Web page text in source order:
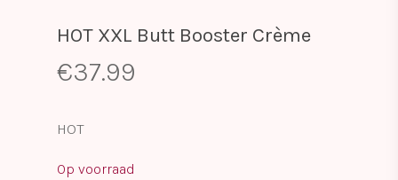
HOT XXL Butt Booster Crème
€37.99
HOT
Op voorraad